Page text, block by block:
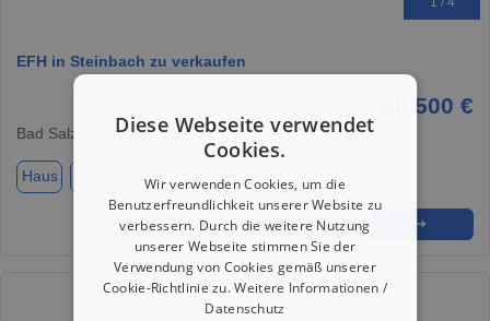
EFH in Steinbach zu verkaufen
68.500 €
Bad Salzungen, 36433
Haus ca. 120,00 m²
★ ➦ ➜
Diese Webseite verwendet
Cookies.
Wir verwenden Cookies, um die
Benutzerfreundlichkeit unserer Website zu
verbessern. Durch die weitere Nutzung
unserer Webseite stimmen Sie der
Verwendung von Cookies gemäß unserer
Cookie-Richtlinie zu.Weitere Informationen /
Datenschutz